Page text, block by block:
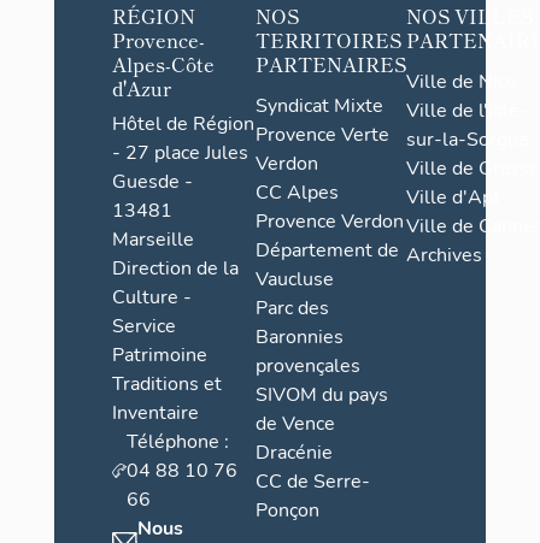
RÉGION
Provence-
Alpes-Côte
d'Azur
Hôtel de Région
- 27 place Jules
Guesde -
13481
Marseille
Direction de la
Culture -
Service
Patrimoine
Traditions et
Inventaire
Téléphone :
04 88 10 76
66
Nous
NOS
TERRITOIRES
PARTENAIRES
Syndicat Mixte
Provence Verte
Verdon
CC Alpes
Provence Verdon
Département de
Vaucluse
Parc des
Baronnies
provençales
SIVOM du pays
de Vence
Dracénie
CC de Serre-
Ponçon
NOS VILLES
Ville de Nice
Ville de l'Isle-
sur-la-Sorgue
Ville de Grasse
Ville d'Apt
Ville de
Archives